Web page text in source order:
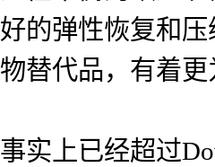
好的弹性恢复和
物替代品，有着
事实上已经超过